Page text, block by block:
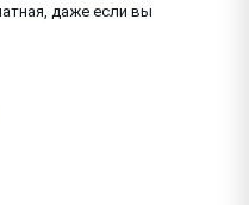
даже если вы